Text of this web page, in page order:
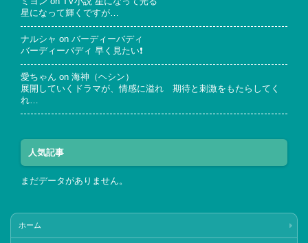
星になって輝くですが…
ナルシャ on バーディーバディ
バーディーバディ 早く見たい❗
愛ちゃん on 海神（ヘシン）
展開していくドラマが、情感に溢れ 期待と刺激をもたらしてく
れ…
人気記事
まだデータがありません。
ホーム